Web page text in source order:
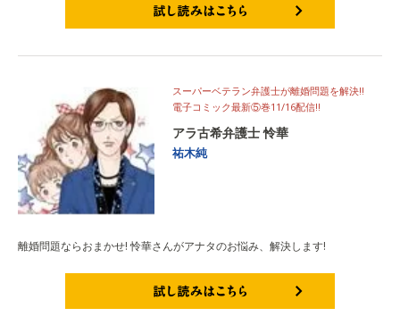
スーパーベテラン弁護士が離婚問題を解決!!
電子コミック最新⑤巻11/16配信!!
アラ古希弁護士 怜華
祐木純
離婚問題ならおまかせ! 怜華さんがアナタのお悩み、解決します!